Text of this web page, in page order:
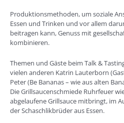
Produktionsmethoden, um soziale
Essen und Trinken und vor allem
beitragen kann, Genuss mit
kombinieren.
Themen und Gäste beim Talk &
vielen anderen Katrin Lauterborn
Peter (Be Bananas – wie aus alten
Die Grillsaucenschmiede Ruhrfeuer
abgelaufene Grillsauce mitbringt, im
der Schaschlikbrüder aus Essen.